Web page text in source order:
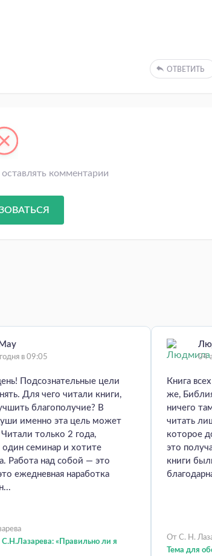
ОТВЕТИТЬ
комментарии
в 09:05
Подсознательные цели
Для чего читали книги,
благополучие? В
именно эта цель может
Читали только 2 года,
семинар и хотите
Работа над собой — это
ежедневная наработка
С.Н.Лазарева: «Правильно ли я
04
Книга
же,
ничего
читать
которое
это
книги
От С. Н.
Тема для